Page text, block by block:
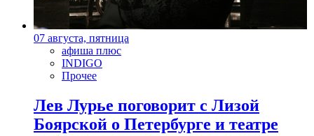
07 августа, пятница
афиша плюс
INDIGO
Прочее
Лев Лурье поговорит с Лизой
Боярской о Петербурге и театре